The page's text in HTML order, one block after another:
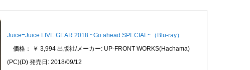
Juice=Juice LIVE GEAR 2018 ~Go ahead SPECIAL~（Blu-ray）
価格： ￥ 3,994 出版社/メーカー: UP-FRONT WORKS(Hachama)
(PC)(D) 発売日: 2018/09/12